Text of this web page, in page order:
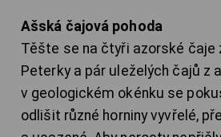
Ašská čajová pohoda
Těšte se na čtyři azorské čaje
Peterky a pár uleželých čajů z
v geologickém okénku se
odlišit různé horniny vyvřelé,